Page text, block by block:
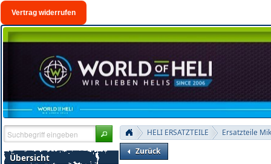
Vertrag widerrufen
Übersicht
HELI ERSATZTEILE
Ersatzteile
Zurück